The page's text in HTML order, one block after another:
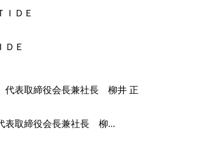
ＤＥ
表取締役会長兼社長 柳...